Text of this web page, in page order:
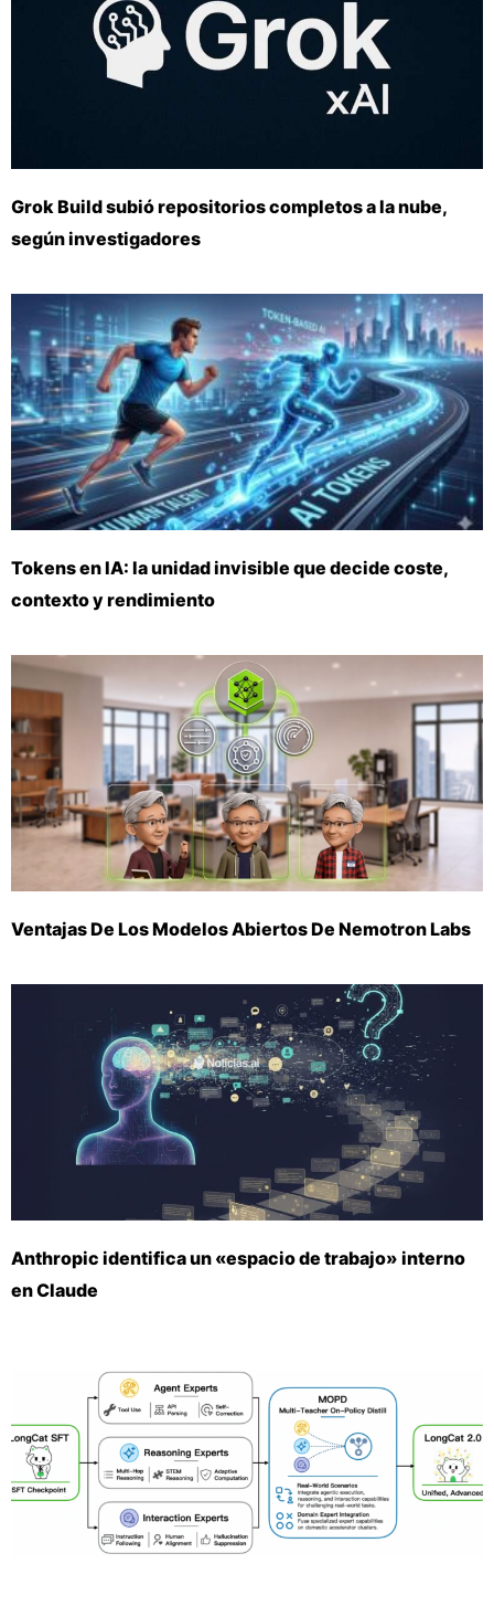
Grok Build subió repositorios completos a la nube,
según investigadores
Tokens en IA: la unidad invisible que decide coste,
contexto y rendimiento
Ventajas De Los Modelos Abiertos De Nemotron Labs
Anthropic identifica un «espacio de trabajo» interno
en Claude